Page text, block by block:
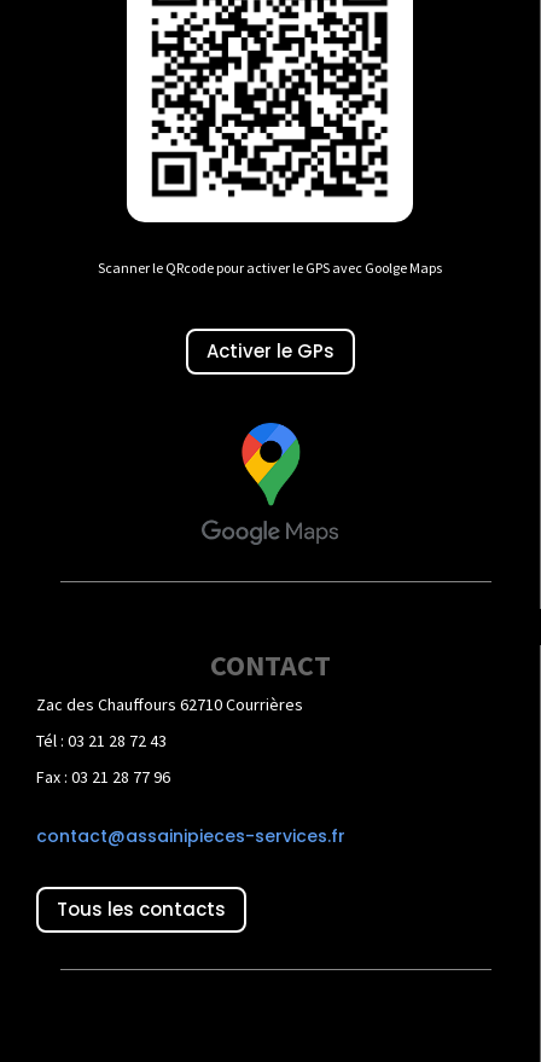
Scanner le QRcode pour activer le GPS avec Goolge Maps
Activer le GPs
CONTACT
Zac des Chauffours 62710 Courrières
Tél : 03 21 28 72 43
Fax : 03 21 28 77 96
contact@assainipieces-services.fr
Tous les contacts